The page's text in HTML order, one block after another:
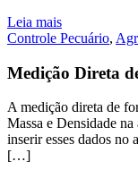
Leia mais
Controle Pecuário,
Medição Direta
A medição direta de
Massa e Densidade
inserir esses dados
[…]